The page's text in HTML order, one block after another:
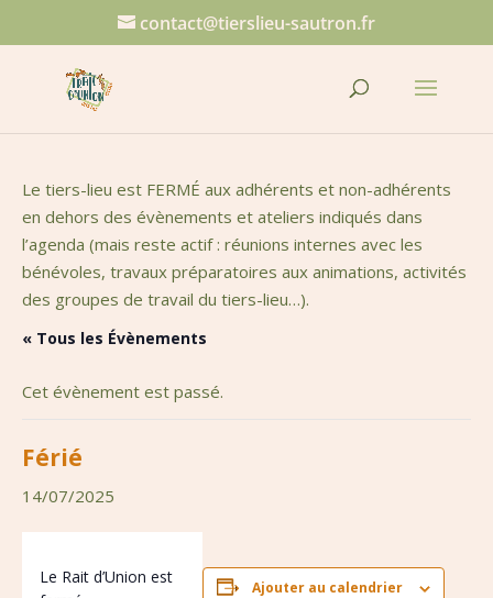
contact@tierslieu-sautron.fr
Le tiers-lieu est FERMÉ aux adhérents et non-adhérents
en dehors des évènements et ateliers indiqués dans
l’agenda (mais reste actif : réunions internes avec les
bénévoles, travaux préparatoires aux animations, activités
des groupes de travail du tiers-lieu…).
« Tous les Évènements
Cet évènement est passé.
Férié
14/07/2025
Le Rait d’Union est
Ajouter au calendrier